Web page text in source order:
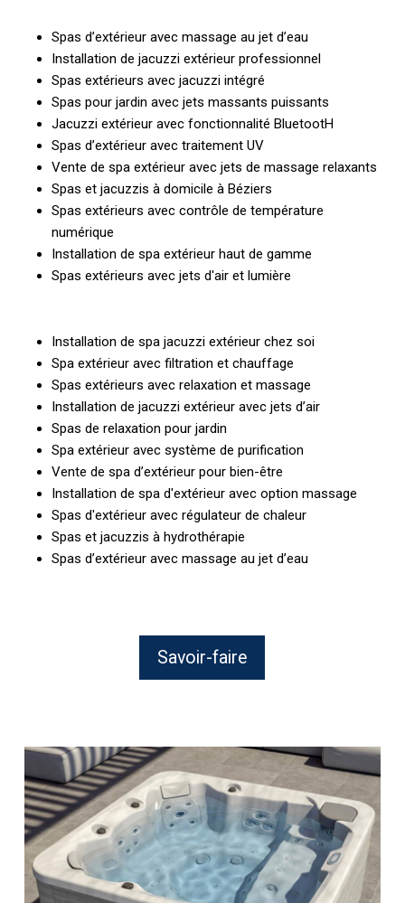
Spas d’extérieur avec massage au jet d’eau
Installation de jacuzzi extérieur professionnel
Spas extérieurs avec jacuzzi intégré
Spas pour jardin avec jets massants puissants
Jacuzzi extérieur avec fonctionnalité BluetootH
Spas d’extérieur avec traitement UV
Vente de spa extérieur avec jets de massage relaxants
Spas et jacuzzis à domicile à Béziers
Spas extérieurs avec contrôle de température
numérique
Installation de spa extérieur haut de gamme
Spas extérieurs avec jets d'air et lumière
Installation de spa jacuzzi extérieur chez soi
Spa extérieur avec filtration et chauffage
Spas extérieurs avec relaxation et massage
Installation de jacuzzi extérieur avec jets d’air
Spas de relaxation pour jardin
Spa extérieur avec système de purification
Vente de spa d’extérieur pour bien-être
Installation de spa d'extérieur avec option massage
Spas d'extérieur avec régulateur de chaleur
Spas et jacuzzis à hydrothérapie
Spas d’extérieur avec massage au jet d’eau
Savoir-faire
Les
Spas
chez
AGR
Piscine
Bédarieux